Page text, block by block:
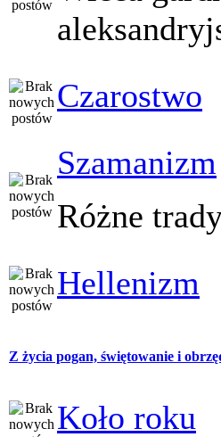
Czarostwo
Szamanizm
Różne
Hellenizm
Z życia pogan, świętowanie i
Koło roku